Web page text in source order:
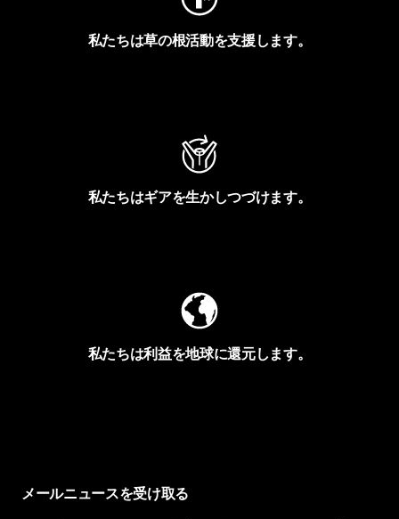
私たちは草の根活動を支援します。
私たちはギアを生かしつづけます。
私たちは利益を地球に還元します。
メールニュースを受け取る